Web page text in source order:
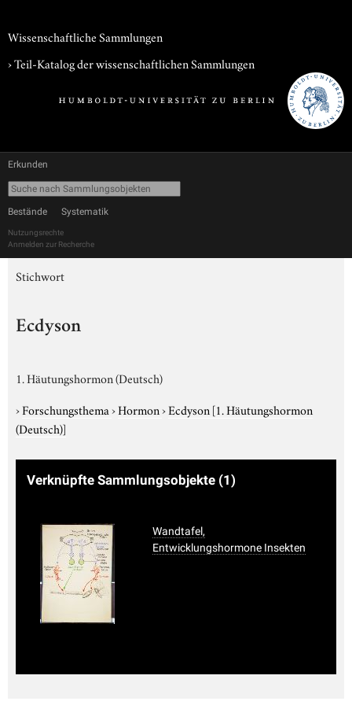
Wissenschaftliche Sammlungen
› Teil-Katalog der wissenschaftlichen Sammlungen
Erkunden
Bestände Systematik
Nutzungsrechte
Anmelden zur Recherche
Stichwort
Ecdyson
1. Häutungshormon (Deutsch)
›Forschungsthema›Hormon›Ecdyson [1. Häutungshormon
(Deutsch)]
Verknüpfte Sammlungsobjekte (1)
Wandtafel,
Entwicklungshormone Insekten